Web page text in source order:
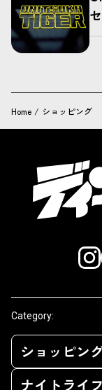
Home / ショッピング
Category:
ショッピン
ナイトライフ